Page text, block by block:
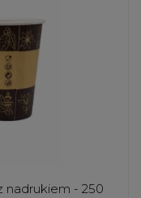
nadrukiem - 250